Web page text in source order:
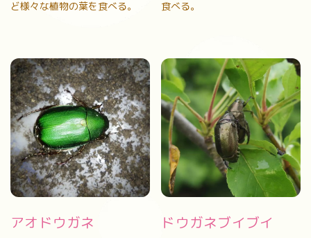
ど様々な植物の葉を食べる。
食べる。
アオドウガネ ドウガネブイブイ